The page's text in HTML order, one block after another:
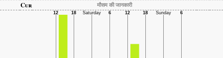
Cur
मौसम की जानकारी